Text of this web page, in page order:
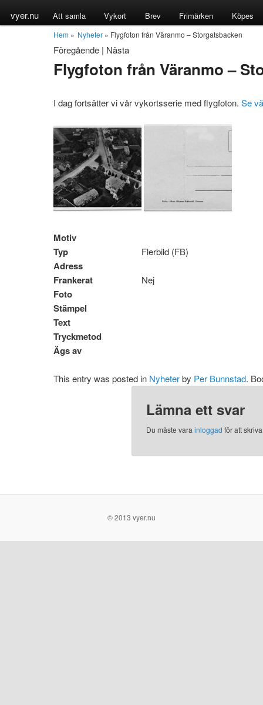
vyer.nu Att samla Vykort Brev Frimärken Köpes
Hem » Nyheter » Flygfoton från Väranmo – Storgatsbacken
Föregående | Nästa
Flygfoton från Väranmo –
I dag fortsätter vi vår vykortsserie med flygfoton. Se
Motiv
Typ
Flerbild (FB)
Adress
Frankerat
Nej
Foto
Stämpel
Text
Tryckmetod
Ägs av
This entry was posted in Nyheterby Per Bunnstad.
Lämna ett svar
Du måste varainloggad för att
© 2013 vyer.nu